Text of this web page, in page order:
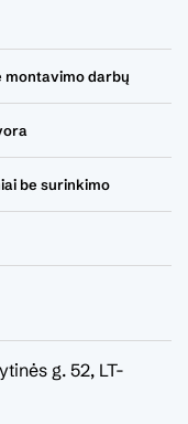
montavimo darbų
be surinkimo
g. 52, LT-